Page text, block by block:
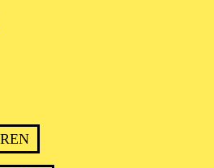
bis 1 Jahr
Violine
ALUFFI